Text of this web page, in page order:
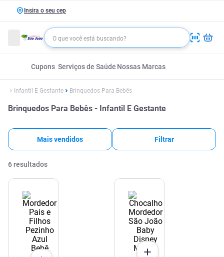
Insira o seu cep
Cupons Serviços de Saúde Nossas Marcas
Infantil E Gestante Brinquedos Para Bebês
Brinquedos Para Bebês - Infantil E Gestante
Mais vendidos Filtrar
6 resultados